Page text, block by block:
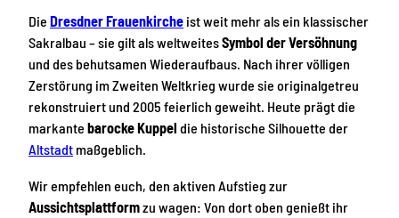
Die Dresdner Frauenkirche ist weit mehr als ein klassischer
Sakralbau – sie gilt als weltweitesSymbol der Versöhnung
und des behutsamen Wiederaufbaus. Nach ihrer völligen
Zerstörung im Zweiten Weltkrieg wurde sie originalgetreu
rekonstruiert und 2005 feierlich geweiht. Heute prägt die
markante barocke Kuppel die historische Silhouette der
Altstadt maßgeblich.
Wir empfehlen euch, den aktiven Aufstieg zur
Aussichtsplattformzu wagen: Von dort oben genießt ihr